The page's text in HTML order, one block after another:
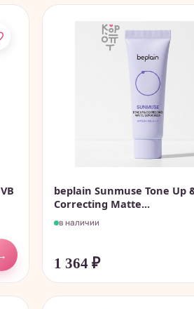
beplain Sunmuse Tone Up
Correcting Matte...
в наличии
1 364₽